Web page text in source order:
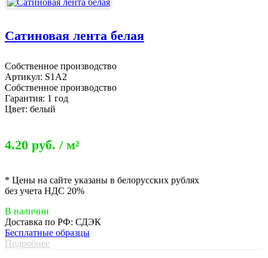
Сатиновая лента белая
Собственное производство
Артикул: S1А2
Собственное производство
Гарантия: 1 год
Цвет: белый
4.20 руб. / м²
* Цены на сайте указаны в белорусских рублях
без учета НДС 20%
В наличии
Доставка по РФ: СДЭК
Бесплатные образцы
Подробнее